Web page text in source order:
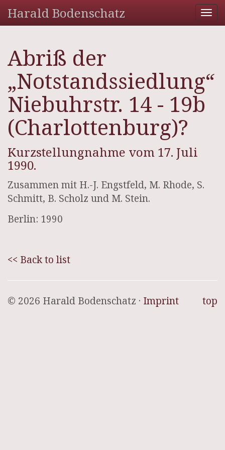
Harald Bodenschatz
Abriß der
„Notstandssiedlung“
Niebuhrstr. 14 - 19b
(Charlottenburg)?
Kurzstellungnahme vom 17. Juli
1990.
Zusammen mit H.-J. Engstfeld, M. Rhode, S.
Schmitt, B. Scholz und M. Stein.
Berlin: 1990
<< Back to list
top
© 2026 Harald Bodenschatz · Imprint